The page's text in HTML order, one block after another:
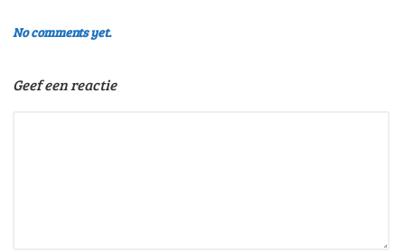
No comments yet.
Geef een reactie